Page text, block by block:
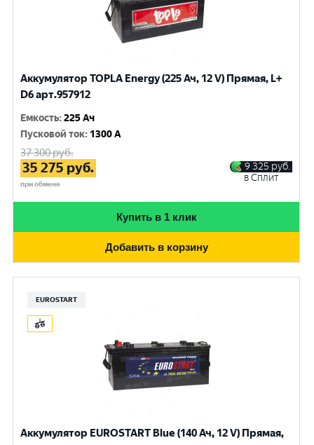
Аккумулятор TOPLA Energy (225 Ач, 12 V) Прямая, L+
D6 арт.957912
Емкость:225 Ач
Пусковой ток: 1300 A
37 300руб.
35 275 руб.
при обмене
9 325 руб.
в Сплит
Купить в 1 клик
Добавить в корзину
EUROSTART
Аккумулятор EUROSTART Blue (140 Ач, 12 V) Прямая,